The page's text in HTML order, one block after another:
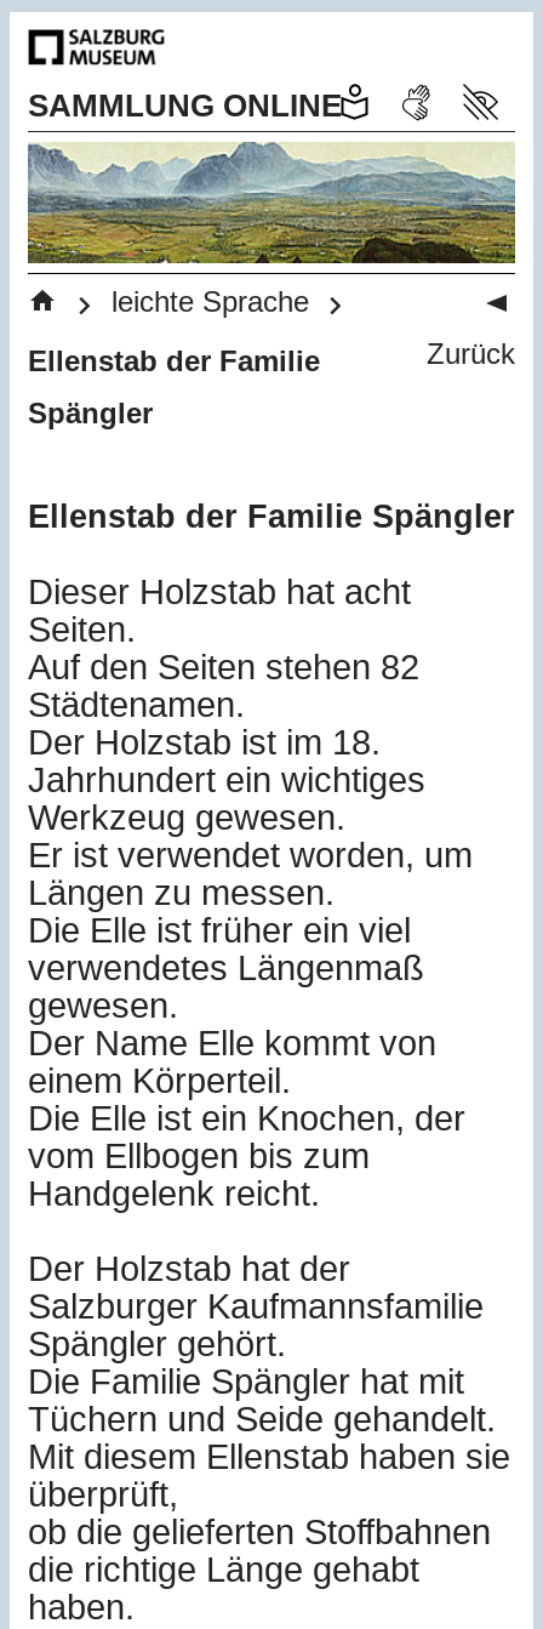
SAMMLUNG ONLINE
Zurück
Sie befinden sich hier:
Startseite
>
leichte Sprache
Ellenstab der Familie
Spängler
Ellenstab der Familie Spängler
Dieser Holzstab hat acht
Seiten.
Auf den Seiten stehen 82
Städtenamen.
Der Holzstab ist im 18.
Jahrhundert ein wichtiges
Werkzeug gewesen.
Er ist verwendet worden, um
Längen zu messen.
Die Elle ist früher ein viel
verwendetes Längenmaß
gewesen.
Der Name Elle kommt von
einem Körperteil.
Die Elle ist ein Knochen, der
vom Ellbogen bis zum
Handgelenk reicht.
Der Holzstab hat der
Salzburger Kaufmannsfamilie
Spängler gehört.
Die Familie Spängler hat mit
Tüchern und Seide gehandelt.
Mit diesem Ellenstab haben sie
überprüft,
ob die gelieferten Stoffbahnen
die richtige Länge gehabt
haben.